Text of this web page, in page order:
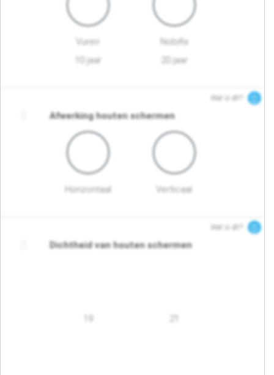
Vuren
10 jaar
Nobifix
20 jaar
Wat is dit?
Afwerking houten schermen
Horizontaal Verticaal
Wat is dit?
Dichtheid van houten schermen